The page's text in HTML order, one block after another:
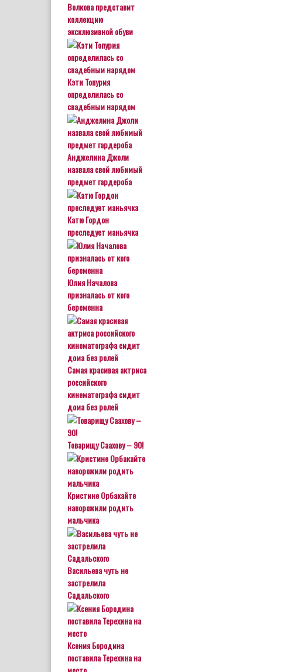
Волкова представит
коллекцию
эксклюзивной обуви
Кэти Топурия
определилась со
свадебным нарядом
Анджелина Джоли
назвала свой любимый
предмет гардероба
Катю Гордон
преследует маньячка
Юлия Началова
призналась от кого
беременна
Самая красивая актриса
российского
кинематографа сидит
дома без ролей
Товарищу Саахову – 90!
Кристине Орбакайте
наворожили родить
мальчика
Васильева чуть не
застрелила
Садальского
Ксения Бородина
поставила Терехина на